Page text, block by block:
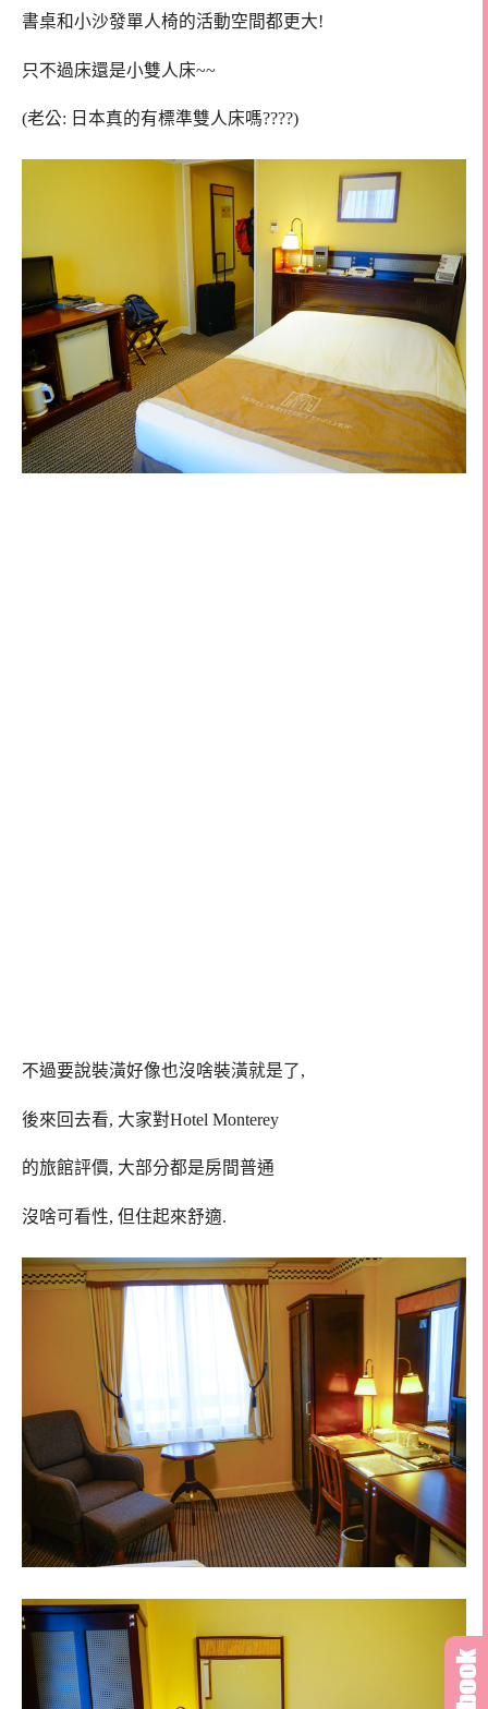
書桌和小沙發單人椅的活動空間都更大!
只不過床還是小雙人床~~
(老公: 日本真的有標準雙人床嗎????)
不過要說裝潢好像也沒啥裝潢就是了,
後來回去看, 大家對Hotel Monterey
的旅館評價, 大部分都是房間普通
沒啥可看性, 但住起來舒適.